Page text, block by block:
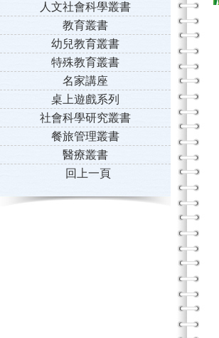
人文社會科學叢書
教育叢書
幼兒教育叢書
特殊教育叢書
名家講座
桌上遊戲系列
社會科學研究叢書
餐旅管理叢書
醫療叢書
回上一頁